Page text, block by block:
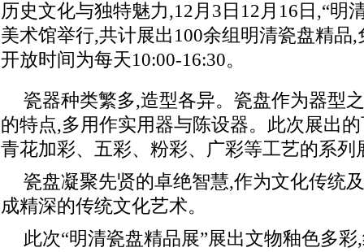
历史文化与独特魅力,12月3日12月16日,“明
美术馆举行,共计展出100余组明清瓷盘精品
开放时间为每天10:00-16:30。
瓷器种类繁多,造型各异。瓷盘作为器型
的特点,多用作实用器与陈设器。此次展出
青花加彩、五彩、粉彩、广彩等工艺的系列
瓷盘凝聚先贤的卓绝智慧,作为文化传统
成精深的传统文化艺术。
此次“明清瓷盘精品展”展出文物釉色多